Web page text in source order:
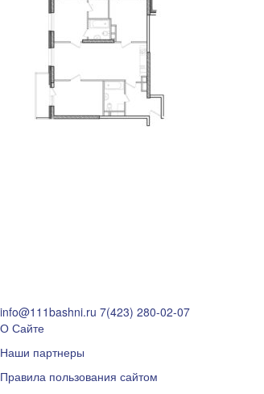
info@111bashni.ru 7(423) 280-02-07
О Сайте
Наши партнеры
Правила пользования сайтом